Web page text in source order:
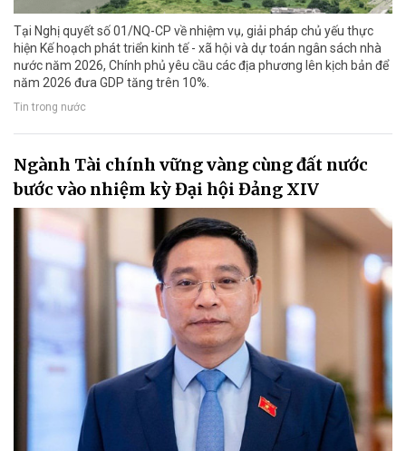
Tại Nghị quyết số 01/NQ-CP về nhiệm vụ, giải pháp chủ yếu thực
hiện Kế hoạch phát triển kinh tế - xã hội và dự toán ngân sách nhà
nước năm 2026, Chính phủ yêu cầu các địa phương lên kịch bản để
năm 2026 đưa GDP tăng trên 10%.
Tin trong nước
Ngành Tài chính vững vàng cùng đất nước
bước vào nhiệm kỳ Đại hội Đảng XIV